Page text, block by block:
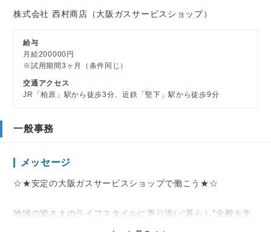
株式会社 西村商店（大阪ガスサービスショップ）
給与
月給200000円
※試用期間3ヶ月（条件同じ）
交通アクセス
JR「柏原」駅から徒歩3分、近鉄「堅下」駅から徒歩9分
一般事務
メッセージ
☆★安定の大阪ガスサービスショップで働こう★☆
地域の皆さまのライフスタイルに寄り添い“暮らし”全般を支